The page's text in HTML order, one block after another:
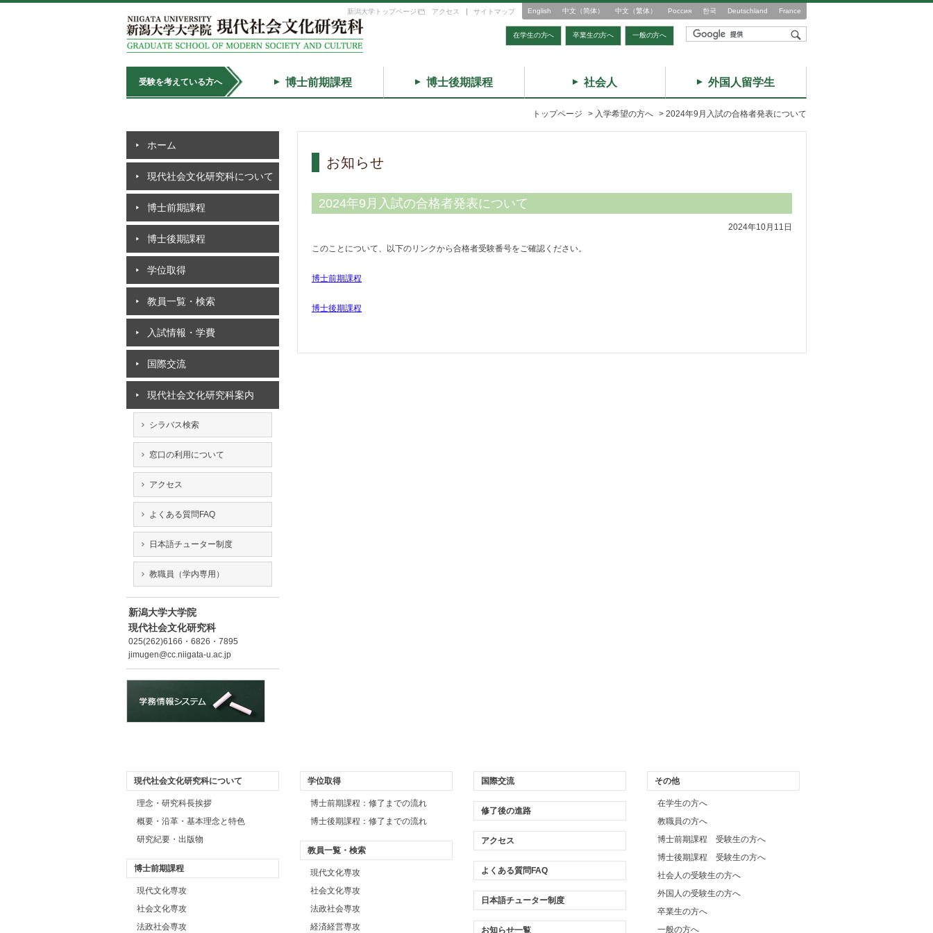
English 中文（简体） 中文（繁体） Россия 한국 Deutschland France
新潟大学トップページ アクセス サイトマップ
在学生の方へ 卒業生の方へ 一般の方へ
受験を考えている方へ 博士前期課程 博士後期課程 社会人 外国人留学生
トップページ > 入学希望の方へ > 2024年9月入試の合格者発表について
ホーム
現代社会文化研究科について
博士前期課程
博士後期課程
学位取得
教員一覧・検索
入試情報・学費
国際交流
現代社会文化研究科案内
シラバス検索
窓口の利用について
アクセス
よくある質問FAQ
日本語チューター制度
教職員（学内専用）
新潟大学大学院
現代社会文化研究科
025(262)6166・6826・7895
jimugen@cc.niigata-u.ac.jp
お知らせ
2024年9月入試の合格者発表について
2024年10月11日
このことについて、以下のリンクから合格者受験番号をご確認ください。
博士前期課程
博士後期課程
現代社会文化研究科について
理念・研究科長挨拶
概要・沿革・基本理念と特色
研究紀要・出版物
博士前期課程
現代文化専攻
社会文化専攻
法政社会専攻
学位取得
博士前期課程：修了までの流れ
博士後期課程：修了までの流れ
教員一覧・検索
現代文化専攻
社会文化専攻
法政社会専攻
経済経営専攻
国際交流
修了後の進路
アクセス
よくある質問FAQ
日本語チューター制度
お知らせ一覧
その他
在学生の方へ
教職員の方へ
博士前期課程 受験生の方へ
博士後期課程 受験生の方へ
社会人の受験生の方へ
外国人の受験生の方へ
卒業生の方へ
一般の方へ